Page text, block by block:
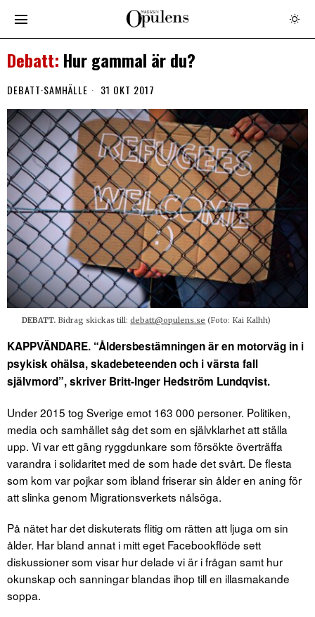
Hur gammal är du?
DEBATT·SAMHÄLLE 31 OKT 2017
DEBATT. Bidrag skickas till:debatt@opulens.se (Foto: Kai Kalhh)
KAPPVÄNDARE. “Åldersbestämningen är en motorväg in i
psykisk ohälsa, skadebeteenden och i värsta fall
självmord”, skriver Britt-Inger Hedström Lundqvist.
Under 2015 tog Sverige emot 163 000 personer. Politiken,
media och samhället såg det som en självklarhet att ställa
upp. Vi var ett gäng ryggdunkare som försökte överträffa
varandra i solidaritet med de som hade det svårt. De flesta
som kom var pojkar som ibland friserar sin ålder en aning för
att slinka genom Migrationsverkets nålsöga.
På nätet har det diskuterats flitig om rätten att ljuga om sin
ålder. Har bland annat i mitt eget Facebookflöde sett
diskussioner som visar hur delade vi är i frågan samt hur
okunskap och sanningar blandas ihop till en illasmakande
soppa.